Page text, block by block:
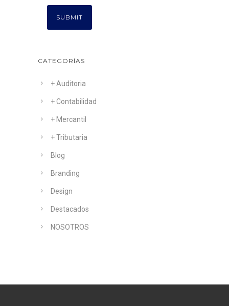
CATEGORÍAS
+ Auditoria
+ Contabilidad
+ Mercantil
+ Tributaria
Blog
Branding
Design
Destacados
NOSOTROS